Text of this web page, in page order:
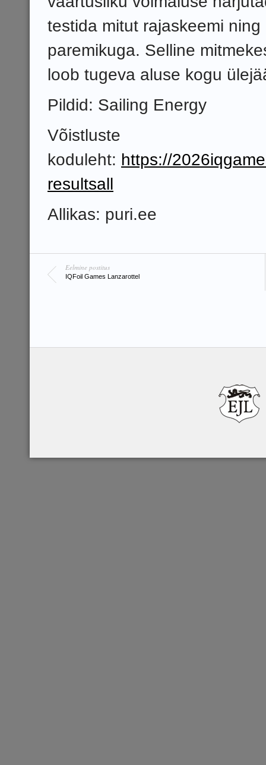
testida mitut rajaskeemi
paremikuga. Selline
loob tugeva aluse kogu
Pildid: Sailing Energy
Võistluste
koduleht: https://
resultsall
Allikas: puri.ee
Eelmine postitus
IQFoil Games Lanzarottel